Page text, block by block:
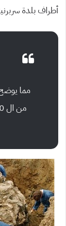
أطراف بلدة
مما يوضح